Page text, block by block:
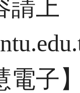
請上
子